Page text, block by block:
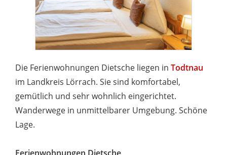
Die Ferienwohnungen Dietsche liegen in Todtnau
im Landkreis Lörrach. Sie sind komfortabel,
gemütlich und sehr wohnlich eingerichtet.
Wanderwege in unmittelbarer Umgebung. Schöne
Lage.
Ferienwohnungen Dietsche